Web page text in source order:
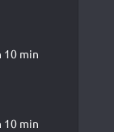
10 min
10 min